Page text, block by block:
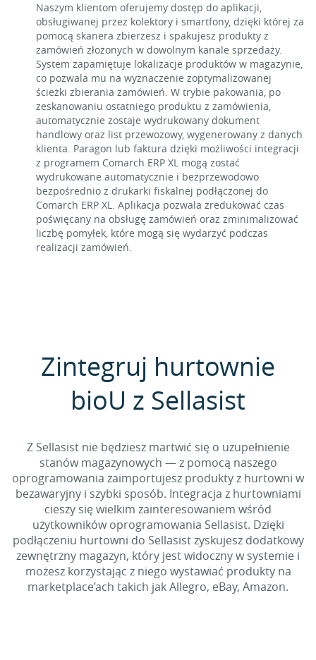
Naszym klientom oferujemy dostęp do aplikacji,
obsługiwanej przez kolektory i smartfony, dzięki której za
pomocą skanera zbierzesz i spakujesz produkty z
zamówień złożonych w dowolnym kanale sprzedaży.
System zapamiętuje lokalizacje produktów w magazynie,
co pozwala mu na wyznaczenie zoptymalizowanej
ścieżki zbierania zamówień. W trybie pakowania, po
zeskanowaniu ostatniego produktu z zamówienia,
automatycznie zostaje wydrukowany dokument
handlowy oraz list przewozowy, wygenerowany z danych
klienta. Paragon lub faktura dzięki możliwości integracji
z programem Comarch ERP XL mogą zostać
wydrukowane automatycznie i bezprzewodowo
bezpośrednio z drukarki fiskalnej podłączonej do
Comarch ERP XL. Aplikacja pozwala zredukować czas
poświęcany na obsługę zamówień oraz zminimalizować
liczbę pomyłek, które mogą się wydarzyć podczas
realizacji zamówień.
Zintegruj hurtownie
bioU z Sellasist
Z Sellasist nie będziesz martwić się o uzupełnienie
stanów magazynowych — z pomocą naszego
oprogramowania zaimportujesz produkty z hurtowni w
bezawaryjny i szybki sposób. Integracja z hurtowniami
cieszy się wielkim zainteresowaniem wśród
użytkowników oprogramowania Sellasist. Dzięki
podłączeniu hurtowni do Sellasist zyskujesz dodatkowy
zewnętrzny magazyn, który jest widoczny w systemie i
możesz korzystając z niego wystawiać produkty na
marketplace’ach takich jak Allegro, eBay, Amazon.